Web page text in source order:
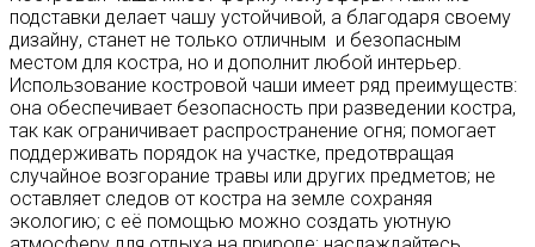
подставки делает чашу устойчивой, а благодаря своему
дизайну, станет не только отличным и безопасным
местом для костра, но и дополнит любой интерьер.
Использование костровой чаши имеет ряд преимуществ:
она обеспечивает безопасность при разведении костра,
так как ограничивает распространение огня; помогает
поддерживать порядок на участке, предотвращая
случайное возгорание травы или других предметов; не
оставляет следов от костра на земле сохраняя
экологию; с её помощью можно создать уютную